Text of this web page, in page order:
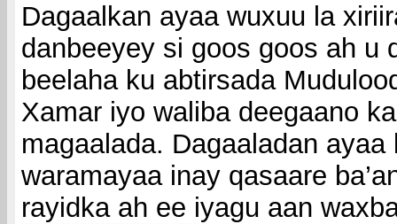
Dagaalkan ayaa wuxuu la
danbeeyey si goos goos ah u
beelaha ku abtirsada
Xamar iyo waliba deegaano
magaalada. Dagaaladan ayaa
waramayaa inay qasaare
rayidka ah ee iyagu aan